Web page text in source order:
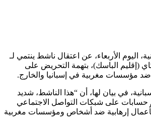
اليوم الأربعاء، عن اعتقال ناشط ينتمي لـ
(إقليم الباسك)، بتهمة التحريض على
ضد مؤسسات مغربية في إسبانيا والخارج.
في بيان لها، أن “هذا الناشط، شديد
حسابات على شبكات التواصل الاجتماعي
إرهابية ضد أشخاص ومؤسسات مغربية